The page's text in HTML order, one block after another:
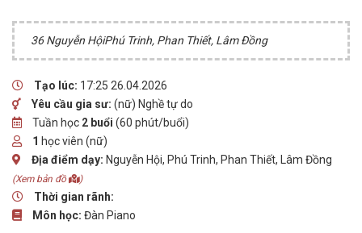
36 Nguyễn HộiPhú Trinh, Phan Thiết, Lâm Đồng
Tạo lúc: 17:25 26.04.2026
Yêu cầu gia sư: (nữ) Nghề tự do
Tuần học 2 buổi (60 phút/buổi)
1 học viên (nữ)
Địa điểm dạy: Nguyễn Hội, Phú Trinh, Phan Thiết, Lâm Đồng
(Xem bản đồ )
Thời gian rãnh:
Môn học: Đàn Piano